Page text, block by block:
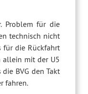
Problem für die
technisch nicht
für die Rückfahrt
allein mit der U5
BVG den Takt
fahren.